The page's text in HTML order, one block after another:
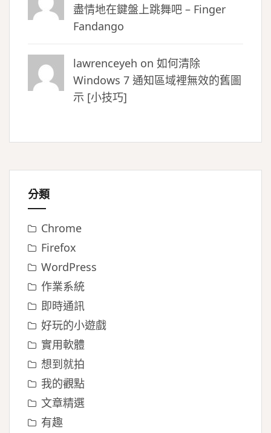
盡情地在鍵盤上跳舞吧 – Finger
Fandango
lawrenceyeh on 如何清除
Windows 7 通知區域裡無效的舊圖
示 [小技巧]
分類
Chrome
Firefox
WordPress
作業系統
即時通訊
好玩的小遊戲
實用軟體
想到就拍
我的觀點
文章精選
有趣